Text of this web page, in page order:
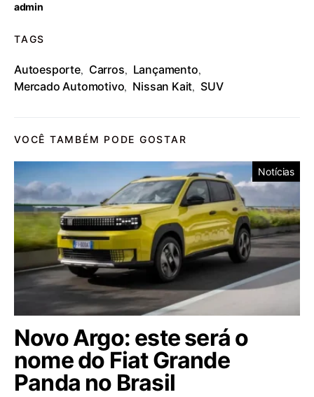
admin
TAGS
Autoesporte, Carros, Lançamento,
Mercado Automotivo, Nissan Kait, SUV
VOCÊ TAMBÉM PODE GOSTAR
Notícias
Novo Argo: este será o
nome do Fiat Grande
Panda no Brasil